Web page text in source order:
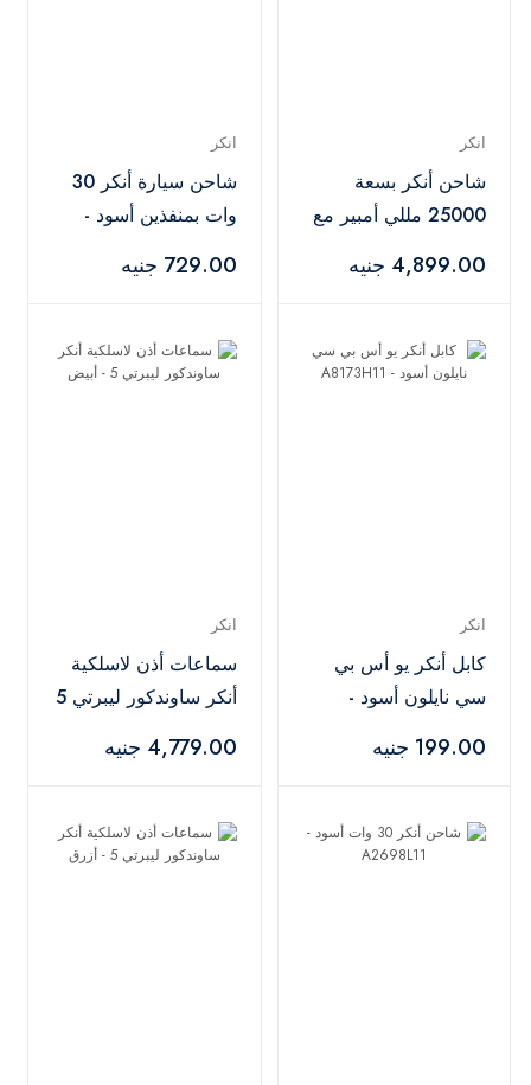
انكر
شاحن أنكر بسعة
25000 مللي أمبير مع
A1695H11
4,899.00 جنيه
انكر
شاحن سيارة أنكر 30
وات بمنفذين أسود -
729.00 جنيه
انكر
كابل أنكر يو أس بي
سي نايلون أسود -
199.00 جنيه
انكر
سماعات أذن لاسلكية
أنكر ساوندكور ليبرتي 5
4,779.00 جنيه